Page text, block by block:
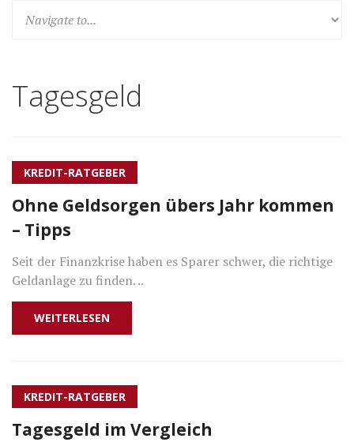
Tagesgeld
KREDIT-RATGEBER
Ohne Geldsorgen übers Jahr kommen
– Tipps
Seit der Finanzkrise haben es Sparer schwer, die richtige
Geldanlage zu finden. ..
WEITERLESEN
KREDIT-RATGEBER
Tagesgeld im Vergleich